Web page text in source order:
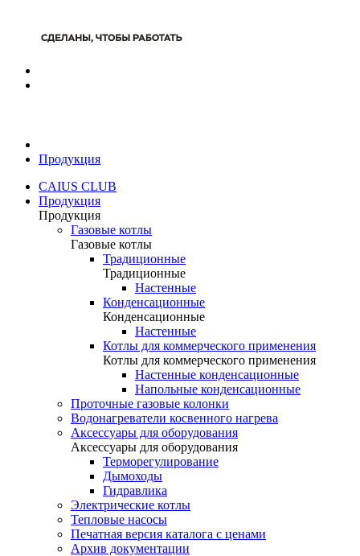
Продукция
CAIUS CLUB
Продукция
Продукция
Газовые котлы
Газовые котлы
Традиционные
Традиционные
Настенные
Конденсационные
Конденсационные
Настенные
Котлы для коммерческого применения
Котлы для коммерческого применения
Настенные конденсационные
Напольные конденсационные
Проточные газовые колонки
Водонагреватели косвенного нагрева
Аксессуары для оборудования
Аксессуары для оборудования
Терморегулирование
Дымоходы
Гидравлика
Электрические котлы
Тепловые насосы
Печатная версия каталога с ценами
Архив документации